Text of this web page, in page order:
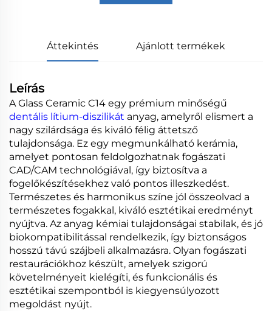
Áttekintés Ajánlott termékek
Leírás
A Glass Ceramic C14 egy prémium minőségű
dentális lítium-diszilikát anyag, amelyről elismert a
nagy szilárdsága és kiváló félig áttetsző
tulajdonsága. Ez egy megmunkálható kerámia,
amelyet pontosan feldolgozhatnak fogászati
CAD/CAM technológiával, így biztosítva a
fogelőkészítésekhez való pontos illeszkedést.
Természetes és harmonikus színe jól összeolvad a
természetes fogakkal, kiváló esztétikai eredményt
nyújtva. Az anyag kémiai tulajdonságai stabilak, és jó
biokompatibilitással rendelkezik, így biztonságos
hosszú távú szájbeli alkalmazásra. Olyan fogászati
restaurációkhoz készült, amelyek szigorú
követelményeit kielégíti, és funkcionális és
esztétikai szempontból is kiegyensúlyozott
megoldást nyújt.